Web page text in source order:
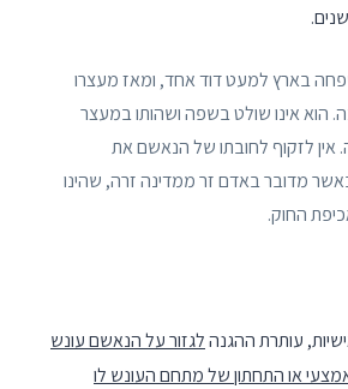
בארץ למעט דוד אחד, ומאז מעצרו
הוא אינו שולט בשפה ושהותו במעצר
אין לזקוף לחובתו של הנאשם את
מדובר באדם זר ממדינה זרה, שהינו
החוק.
עותרת ההגנהלגזור על הנאשם עונש
או התחתון של מתחם העונש לו